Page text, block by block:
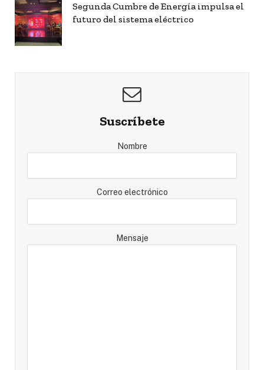
Segunda Cumbre de Energía impulsa el
futuro del sistema eléctrico
Suscríbete
Nombre
Correo electrónico
Mensaje